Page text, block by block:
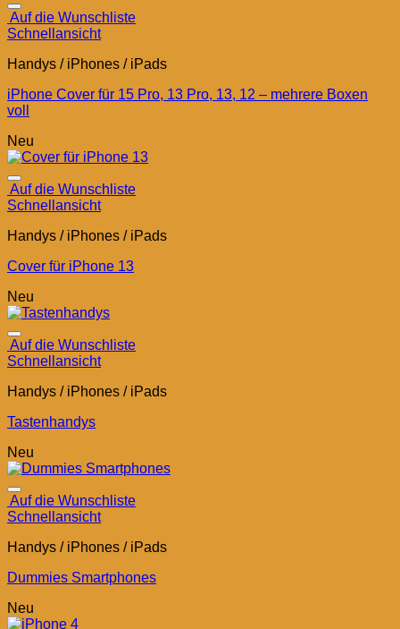
Auf die Wunschliste
Schnellansicht
Handys / iPhones / iPads
iPhone Cover für 15 Pro, 13 Pro, 13, 12 – mehrere Boxen
voll
Neu
Auf die Wunschliste
Schnellansicht
Handys / iPhones / iPads
Cover für iPhone 13
Neu
Auf die Wunschliste
Schnellansicht
Handys / iPhones / iPads
Tastenhandys
Neu
Auf die Wunschliste
Schnellansicht
Handys / iPhones / iPads
Dummies Smartphones
Neu